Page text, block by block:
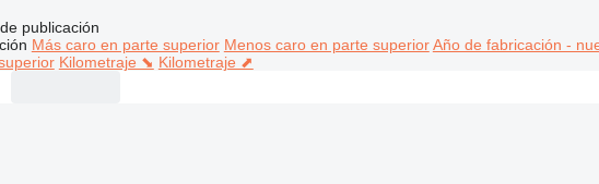
publicación
Más caro en parte superior Menos caro en parte superior Año de fabricación -
Kilometraje ⬊ Kilometraje ⬈